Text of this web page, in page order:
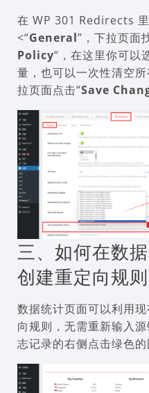
在 WP 301 Redirects
<“General”，下拉页面
Policy“，在这里你可以
量，也可以一次性清空
拉页面点击“Save
三、如何在数
创建重定向规则
数据统计页面可以利用
向规则，无需重新输入
志记录的右侧点击绿色的